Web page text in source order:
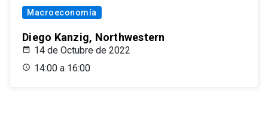
Macroeconomía
Diego Kanzig, Northwestern
14 de Octubre de 2022
14:00 a 16:00